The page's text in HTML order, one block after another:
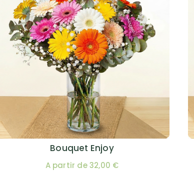
Bouquet Enjoy
A partir de 32,00 €